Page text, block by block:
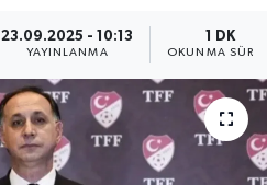
23.09.2025 - 10:13
YAYINLANMA
1 DK
OKUNMA